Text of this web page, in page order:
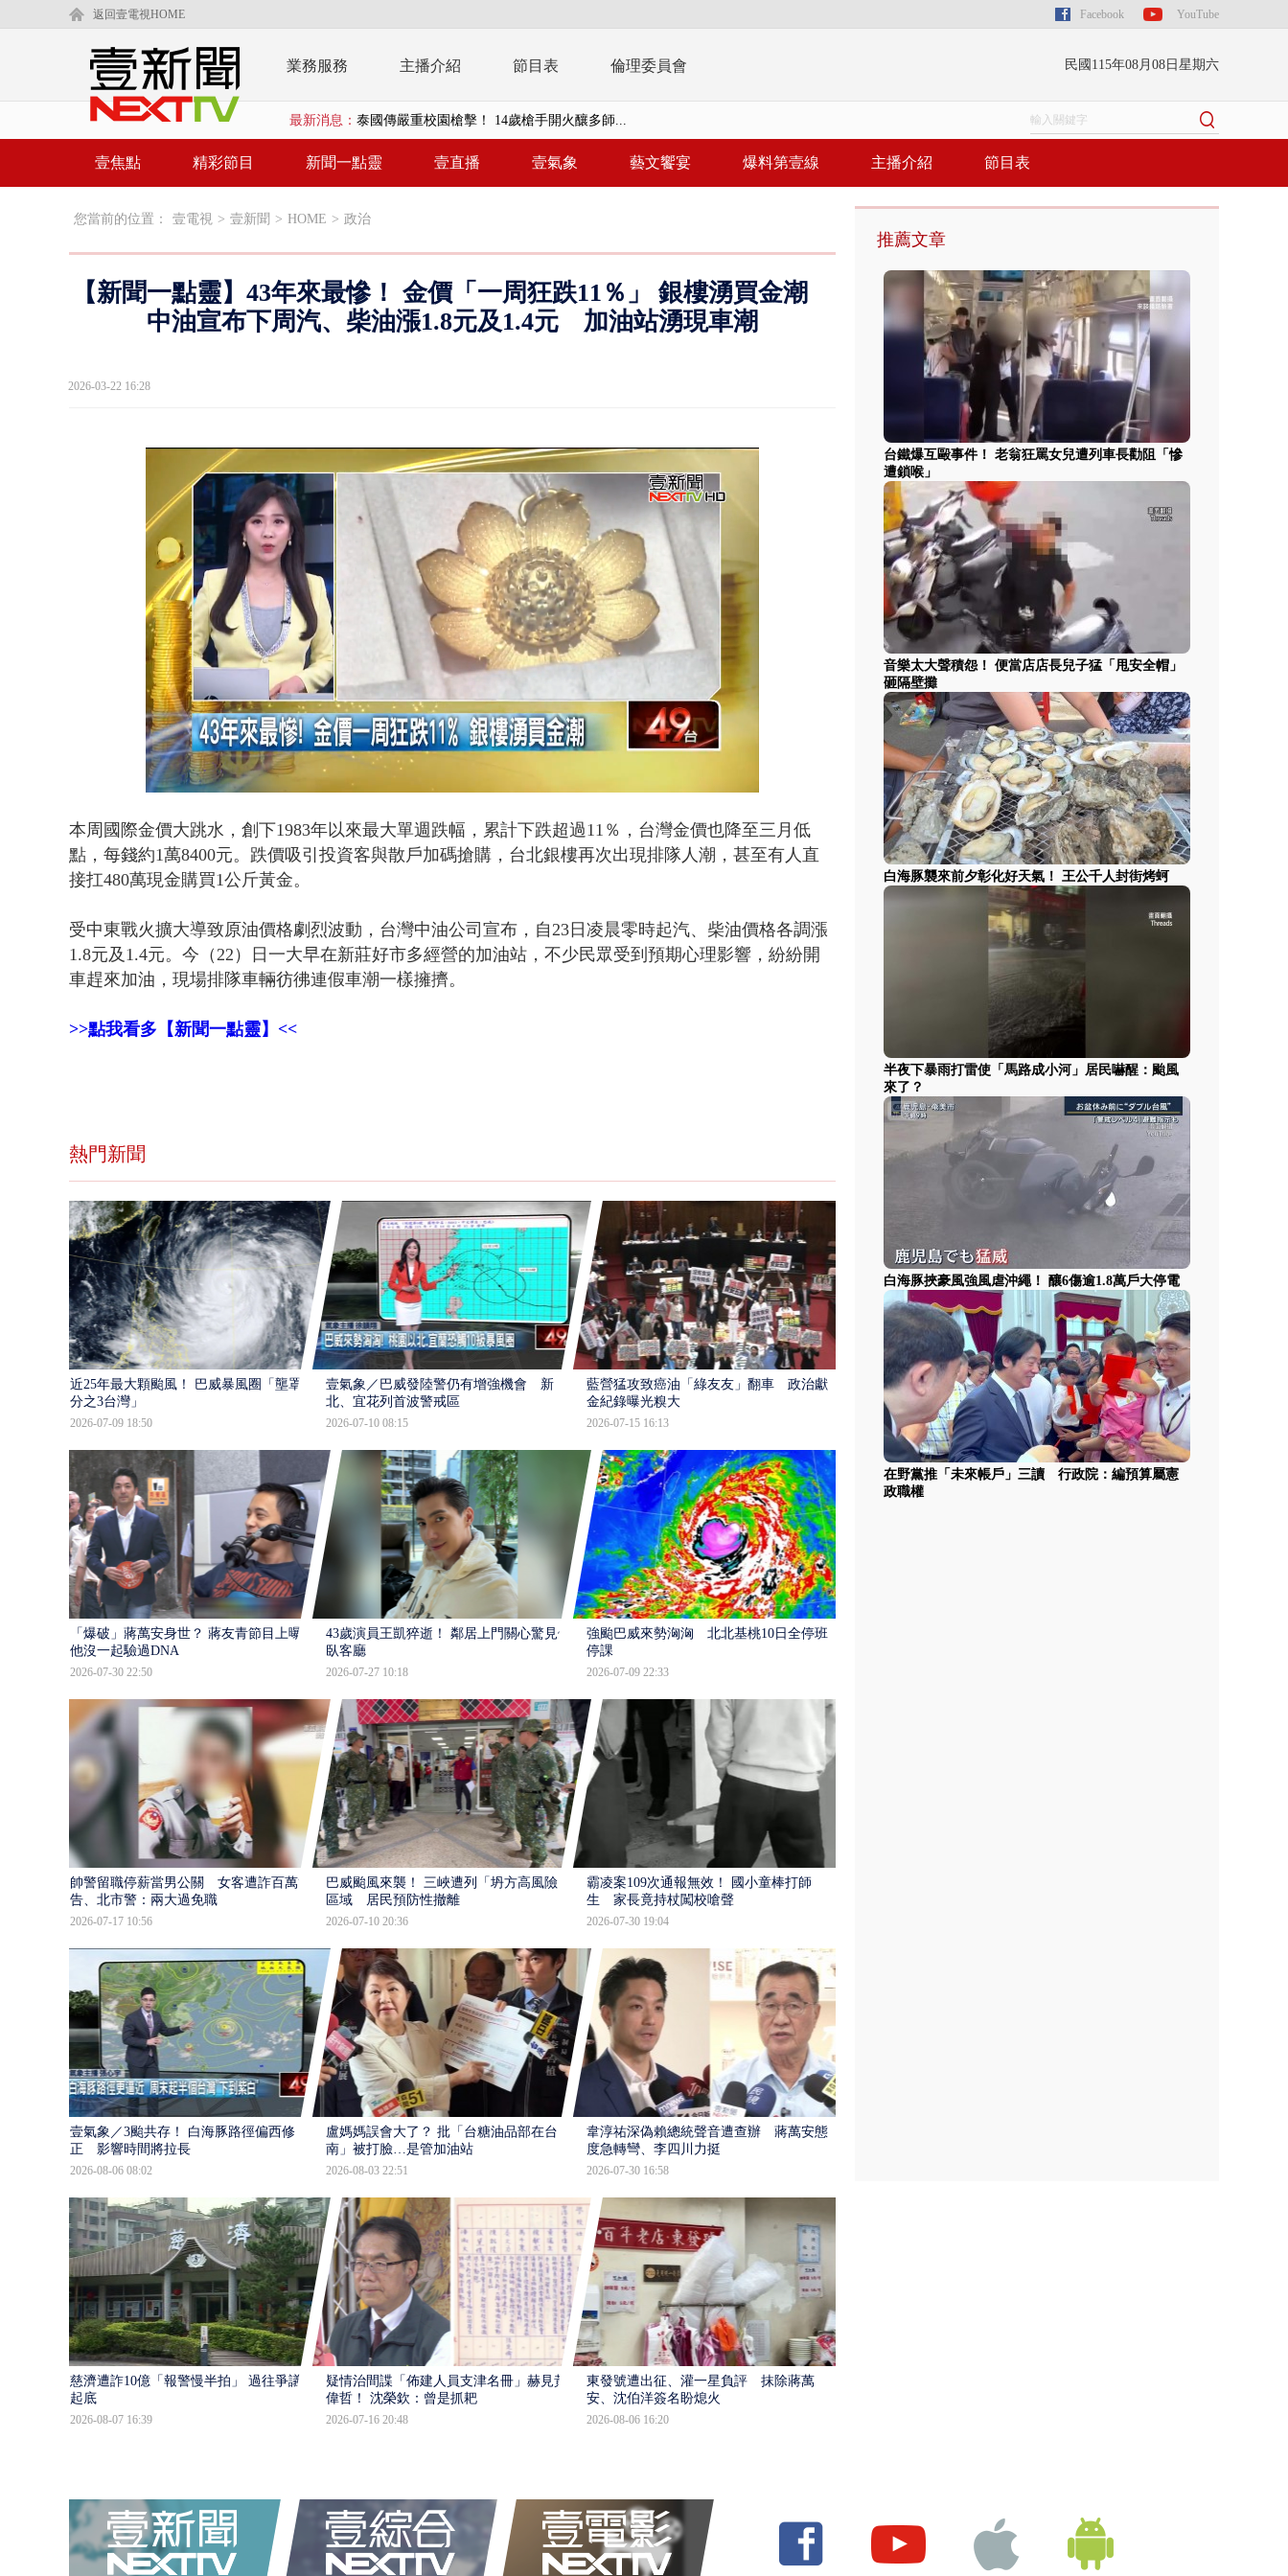
返回壹電視HOME Facebook YouTube
業務服務 主播介紹 節目表 倫理委員會 民國115年08月08日星期六
最新消息： 泰國傳嚴重校園槍擊！ 14歲槍手開火釀多師...
在野黨推「未來帳戶」三讀 行政院：編預算...
漢光演習第4天 海軍近岸防禦演練 賴總統...
壹氣象／白海豚颱風龜速前進！ 周末兩天降...
壹焦點 精彩節目 新聞一點靈 壹直播 壹氣象 藝文饗宴 爆料第壹線 主播介紹 節目表
您當前的位置： 壹電視 > 壹新聞 > HOME > 政治
【新聞一點靈】43年來最慘！ 金價「一周狂跌11％」 銀樓湧買金潮
中油宣布下周汽、柴油漲1.8元及1.4元 加油站湧現車潮
2026-03-22 16:28
Unmute
20.96%
本周國際金價大跳水，創下1983年以來最大單週跌幅，累計下跌超過11％，台灣金價也降至三月低
點，每錢約1萬8400元。跌價吸引投資客與散戶加碼搶購，台北銀樓再次出現排隊人潮，甚至有人直
接扛480萬現金購買1公斤黃金。
受中東戰火擴大導致原油價格劇烈波動，台灣中油公司宣布，自23日凌晨零時起汽、柴油價格各調漲
1.8元及1.4元。今（22）日一大早在新莊好市多經營的加油站，不少民眾受到預期心理影響，紛紛開
車趕來加油，現場排隊車輛彷彿連假車潮一樣擁擠。
>>點我看多【新聞一點靈】<<
熱門新聞
近25年最大顆颱風！ 巴威暴風圈「壟罩4
分之3台灣」
2026-07-09 18:50
壹氣象／巴威發陸警仍有增強機會 新
北、宜花列首波警戒區
2026-07-10 08:15
藍營猛攻致癌油「綠友友」翻車 政治獻
金紀錄曝光糗大
2026-07-15 16:13
「爆破」蔣萬安身世？ 蔣友青節目上曝：
他沒一起驗過DNA
2026-07-30 22:50
43歲演員王凱猝逝！ 鄰居上門關心驚見倒
臥客廳
2026-07-27 10:18
強颱巴威來勢洶洶 北北基桃10日全停班
停課
2026-07-09 22:33
帥警留職停薪當男公關 女客遭詐百萬提
告、北市警：兩大過免職
2026-07-17 10:56
巴威颱風來襲！ 三峽遭列「坍方高風險」
區域 居民預防性撤離
2026-07-10 20:36
霸凌案109次通報無效！ 國小童棒打師
生 家長竟持杖闖校嗆聲
2026-07-30 19:04
壹氣象／3颱共存！ 白海豚路徑偏西修
正 影響時間將拉長
2026-08-06 08:02
盧媽媽誤會大了？ 批「台糖油品部在台
南」被打臉…是管加油站
2026-08-03 22:51
韋淳祐深偽賴總統聲音遭查辦 蔣萬安態
度急轉彎、李四川力挺
2026-07-30 16:58
慈濟遭詐10億「報警慢半拍」 過往爭議遭
起底
2026-08-07 16:39
疑情治間諜「佈建人員支津名冊」赫見黃
偉哲！ 沈榮欽：曾是抓耙
2026-07-16 20:48
東發號遭出征、灌一星負評 抹除蔣萬
安、沈伯洋簽名盼熄火
2026-08-06 16:20
推薦文章
台鐵爆互毆事件！ 老翁狂罵女兒遭列車長勸阻「慘
遭鎖喉」
音樂太大聲積怨！ 便當店店長兒子猛「甩安全帽」
砸隔壁攤
白海豚襲來前夕彰化好天氣！ 王公千人封街烤蚵
半夜下暴雨打雷使「馬路成小河」居民嚇醒：颱風
來了？
白海豚挾豪風強風虐沖繩！ 釀6傷逾1.8萬戶大停電
在野黨推「未來帳戶」三讀 行政院：編預算屬憲
政職權